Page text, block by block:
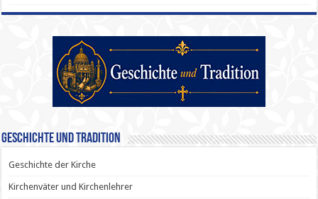
Geschichte und Tradition
Geschichte der Kirche
Kirchenväter und Kirchenlehrer